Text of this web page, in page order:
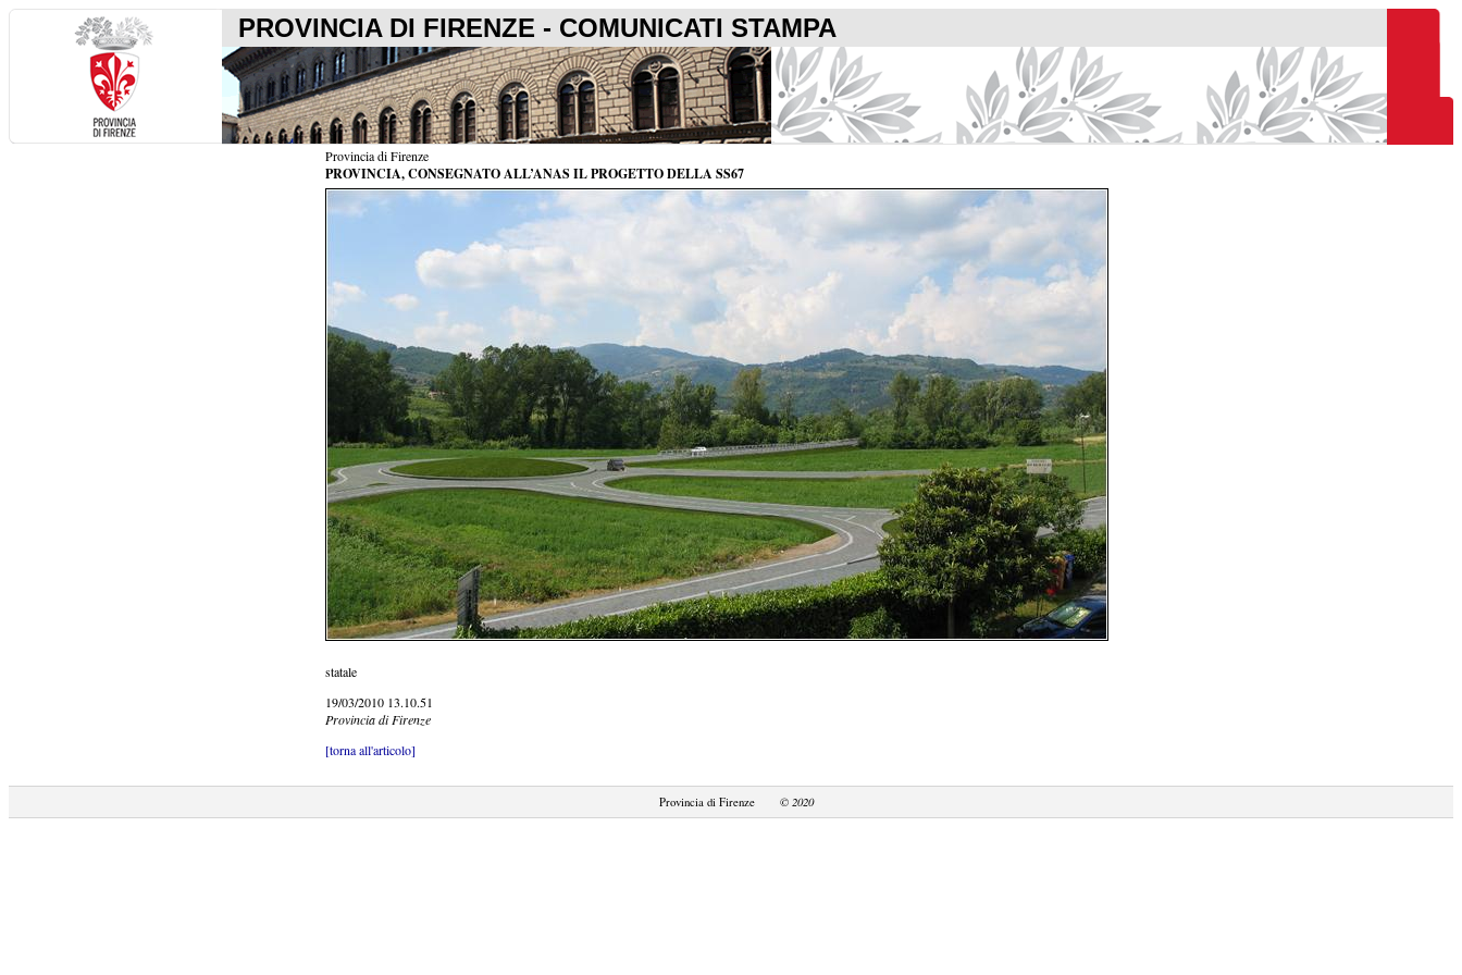
PROVINCIA DI FIRENZE - COMUNICATI STAMPA
Provincia di Firenze
PROVINCIA, CONSEGNATO ALL’ANAS IL PROGETTO DELLA SS67
statale
19/03/2010 13.10.51
Provincia di Firenze
[torna all'articolo]
Provincia di Firenze © 2020